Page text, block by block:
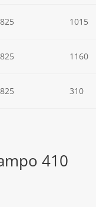
825 1015
825 1160
825 310
410